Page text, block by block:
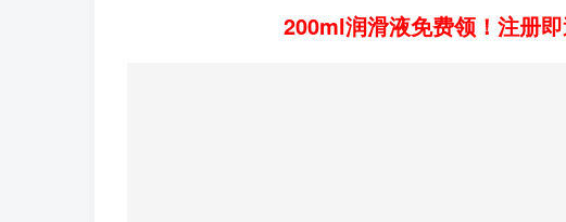
200ml润滑液免费领！注册